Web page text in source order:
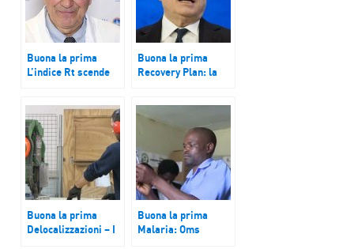
Buona la prima
L’indice Rt scende
tenere le misure
Buona la prima
Recovery Plan: la
‘investimenti finora
impensabili’
Buona la prima
Delocalizzazioni – I
Buona la prima
Malaria: Oms